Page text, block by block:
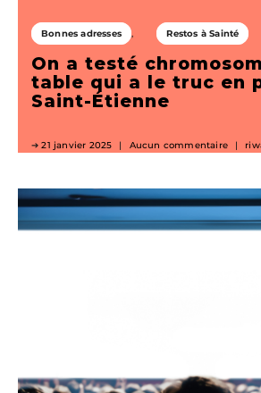
Bonnes adresses Restos à Sainté
On a testé
table qui a le truc en
Saint-Étienne
21 janvier 2025 Aucun commentaire